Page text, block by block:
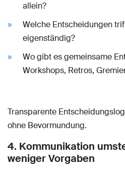
allein?
Welche Entscheidungen
eigenständig?
Wo gibt es gemeinsame
Workshops, Retros,
Transparente
ohne Bevormundung.
4. Kommunikation
weniger Vorgaben